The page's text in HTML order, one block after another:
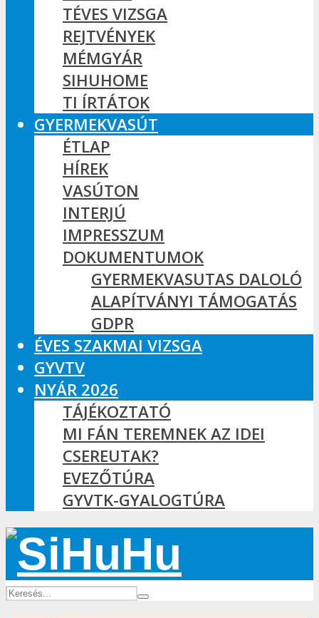
TÉVES VIZSGA
REJTVÉNYEK
MÉMGYÁR
SIHUHOME
TI ÍRTÁTOK
GYERMEKVASÚT
ÉTLAP
HÍREK
VASÚTON
INTERJÚ
IMPRESSZUM
DOKUMENTUMOK
GYERMEKVASUTAS DALOLÓ
ALAPÍTVÁNYI TÁMOGATÁS
GDPR
ÉVES SZAKMAI VIZSGA
GYVTV
NYÁR 2026
TÁJÉKOZTATÓ
MI FÁN TEREMNEK AZ IDEI
CSEREUTAK?
EVEZŐTÚRA
GYVTK-GYALOGTÚRA